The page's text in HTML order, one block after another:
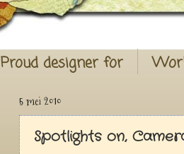
Proud designer for
5 mei 2010
Spotlights on,